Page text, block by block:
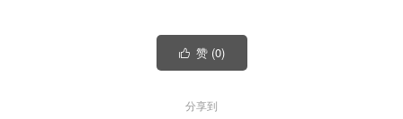
 赞 (0)
分享到